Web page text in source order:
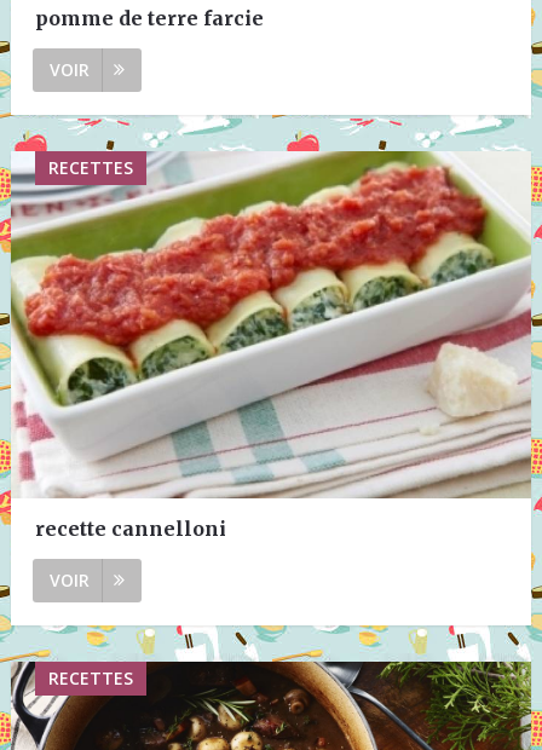
pomme de terre farcie
VOIR
RECETTES
recette cannelloni
VOIR
RECETTES